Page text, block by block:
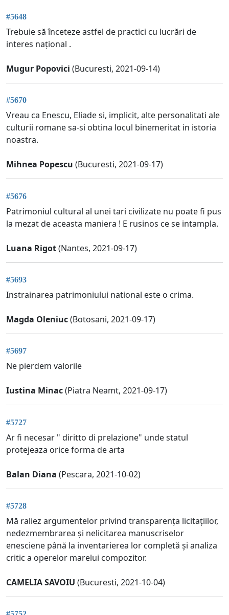
#5648
Trebuie să înceteze astfel de practici cu lucrări de
interes național .
Mugur Popovici (Bucuresti, 2021-09-14)
#5670
Vreau ca Enescu, Eliade si, implicit, alte personalitati ale
culturii romane sa-si obtina locul binemeritat in istoria
noastra.
Mihnea Popescu (Bucuresti, 2021-09-17)
#5676
Patrimoniul cultural al unei tari civilizate nu poate fi pus
la mezat de aceasta maniera ! E rusinos ce se intampla.
Luana Rigot(Nantes, 2021-09-17)
#5693
Instrainarea patrimoniului national este o crima.
Magda Oleniuc(Botosani, 2021-09-17)
#5697
Ne pierdem valorile
Iustina Minac(Piatra Neamt, 2021-09-17)
#5727
Ar fi necesar " diritto di prelazione" unde statul
protejeaza orice forma de arta
Balan Diana (Pescara, 2021-10-02)
#5728
Mă raliez argumentelor privind transparența licitațiilor,
nedezmembrarea și nelicitarea manuscriselor
enesciene până la inventarierea lor completă și analiza
critic a operelor marelui compozitor.
CAMELIA SAVOIU (Bucuresti, 2021-10-04)